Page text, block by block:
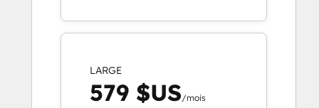
LARGE
579 $US/mois